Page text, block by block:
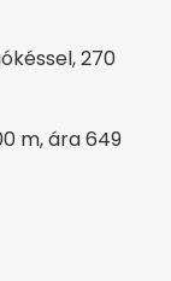
270
m, ára 649